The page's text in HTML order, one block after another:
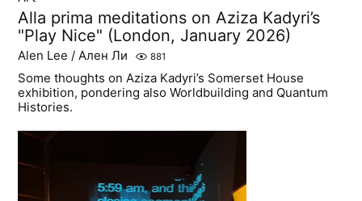
Alla prima meditations on Aziza Kadyri’s
"Play Nice" (London, January 2026)
Alen Lee / Ален Ли 881
Some thoughts on Aziza Kadyri’s Somerset House
exhibition, pondering also Worldbuilding and Quantum
Histories.